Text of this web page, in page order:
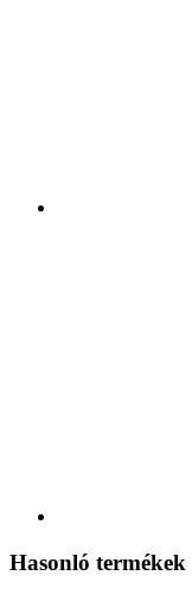
Hasonló termékek